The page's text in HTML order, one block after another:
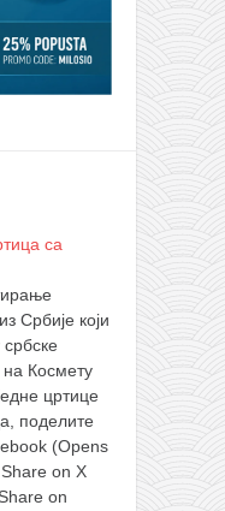
са
Србије који
србске
Космету
цртице
поделите
(Opens
on X
on